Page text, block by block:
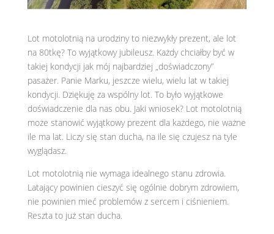
Lot motolotnią na urodziny to niezwykły prezent, ale lot
na 80tkę? To wyjątkowy jubileusz. Każdy chciałby być w
takiej kondycji jak mój najbardziej „doświadczony”
pasażer. Panie Marku, jeszcze wielu, wielu lat w takiej
kondycji. Dziękuję za wspólny lot. To było wyjątkowe
doświadczenie dla nas obu. Jaki wniosek? Lot motolotnią
może stanowić wyjątkowy prezent dla każdego, nie ważne
ile ma lat. Liczy się stan ducha, na ile się czujesz na tyle
wyglądasz.
Lot motolotnią nie wymaga idealnego stanu zdrowia.
Latający powinien cieszyć się ogólnie dobrym zdrowiem,
nie powinien mieć problemów z sercem i ciśnieniem.
Reszta to już stan ducha.